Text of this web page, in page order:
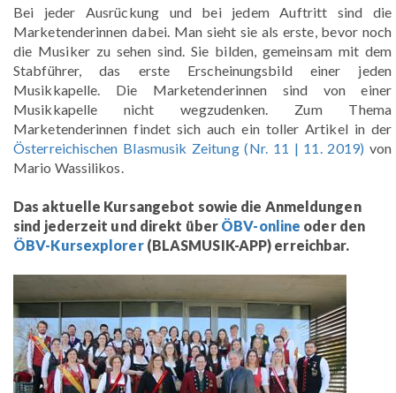
Bei jeder Ausrückung und bei jedem Auftritt sind die
Marketenderinnen dabei. Man sieht sie als erste, bevor noch
die Musiker zu sehen sind. Sie bilden, gemeinsam mit dem
Stabführer, das erste Erscheinungsbild einer jeden
Musikkapelle. Die Marketenderinnen sind von einer
Musikkapelle nicht wegzudenken. Zum Thema
Marketenderinnen findet sich auch ein toller Artikel in der
Österreichischen Blasmusik Zeitung (Nr. 11 | 11. 2019) von
Mario Wassilikos.
Das aktuelle Kursangebot sowie die Anmeldungen
sind jederzeit und direkt über ÖBV-online oder den
ÖBV-Kursexplorer(BLASMUSIK-APP) erreichbar.